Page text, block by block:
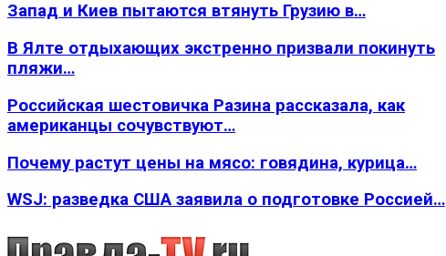
Запад и Киев пытаются втянуть Грузию в…
В Ялте отдыхающих экстренно призвали покинуть
пляжи…
Российская шестовичка Разина рассказала, как
американцы сочувствуют…
Почему растут цены на мясо: говядина, курица…
WSJ: разведка США заявила о подготовке Россией…